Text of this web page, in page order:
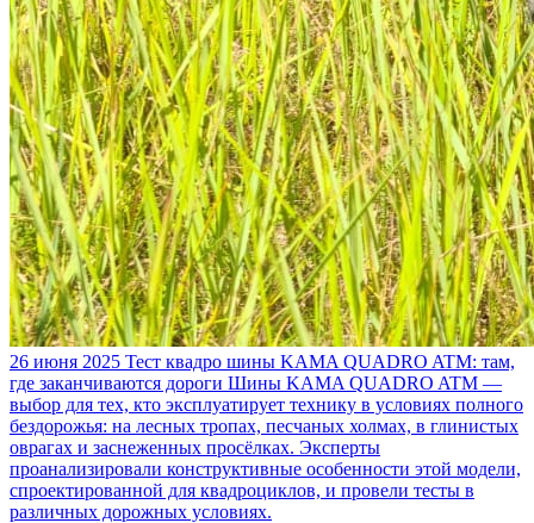
26 июня 2025 Тест квадро шины KAMA QUADRO ATM: там,
где заканчиваются дороги Шины KAMA QUADRO ATM —
выбор для тех, кто эксплуатирует технику в условиях полного
бездорожья: на лесных тропах, песчаных холмах, в глинистых
оврагах и заснеженных просёлках. Эксперты
проанализировали конструктивные особенности этой модели,
спроектированной для квадроциклов, и провели тесты в
различных дорожных условиях.